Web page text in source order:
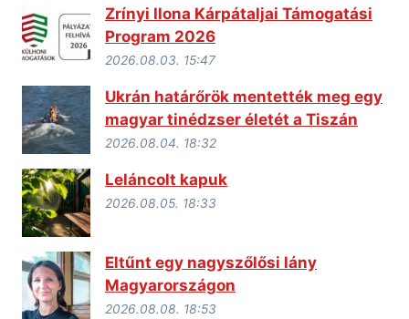
Zrínyi Ilona Kárpátaljai Támogatási
Program 2026
2026.08.03. 15:47
Ukrán határőrök mentették meg egy
magyar tinédzser életét a Tiszán
2026.08.04. 18:32
Leláncolt kapuk
2026.08.05. 18:33
Eltűnt egy nagyszőlősi lány
Magyarországon
2026.08.08. 18:53